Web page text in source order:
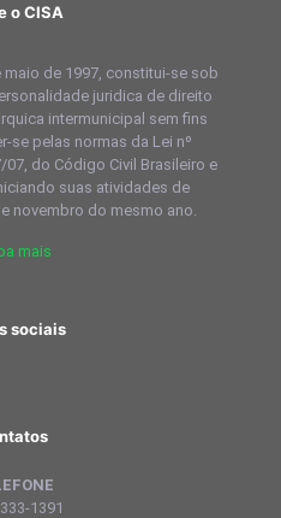
o CISA
maio de 1997, constitui-se sob
juridica de direito
intermunicipal sem fins
se pelas normas da Lei nº
do Código Civil Brasileiro e
suas atividades de
novembro do mesmo ano.
mais
sociais
1391